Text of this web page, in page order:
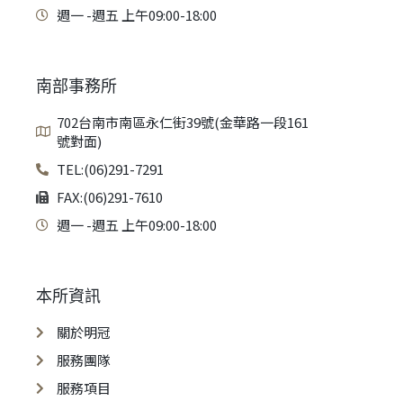
週一 -週五 上午09:00-18:00
南部事務所
702台南市南區永仁街39號(金華路一段161
號對面)
TEL:(06)291-7291
FAX:(06)291-7610
週一 -週五 上午09:00-18:00
本所資訊
關於明冠
服務團隊
服務項目